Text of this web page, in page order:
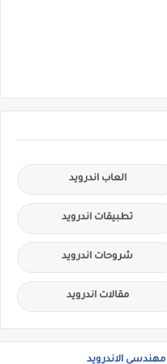
العاب اندرويد
تطبيقات اندرويد
شروحات اندرويد
مقالات اندرويد
مهندسي الاندرويد